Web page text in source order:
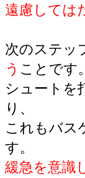
遠慮しては
次のステッ
う ことです。
シュートを
り、
これもバス
す。
緩急を意識